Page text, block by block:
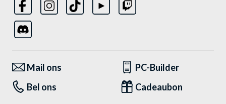
Mail ons
PC-Builder
Bel ons
Cadeaubon